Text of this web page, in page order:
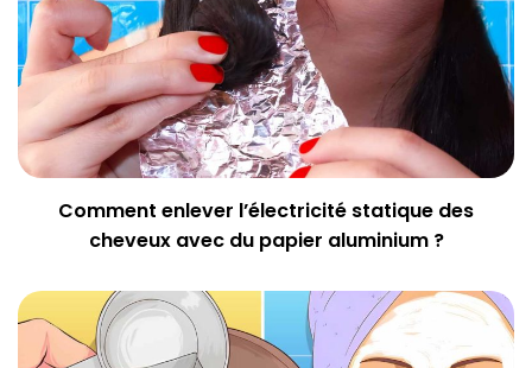
Comment enlever l’électricité statique des
cheveux avec du papier aluminium ?